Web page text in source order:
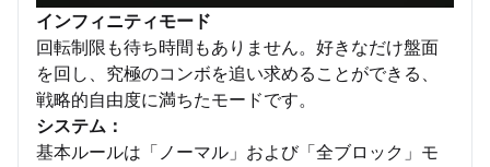
インフィニティモード
回転制限も待ち時間もありません。好きなだけ盤面
を回し、究極のコンボを追い求めることができる、
戦略的自由度に満ちたモードです。
システム：
基本ルールは「ノーマル」および「全ブロック」モ